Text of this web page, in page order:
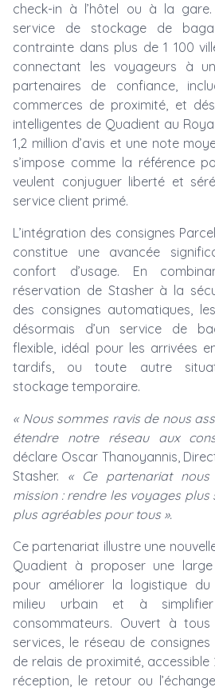
check-in à l’hôtel ou à la
service de stockage de
contrainte dans plus de 1 100
connectant les voyageurs à
partenaires de confiance,
commerces de proximité, et
intelligentes de Quadient au
1,2 million d’avis et une note
s’impose comme la référence
veulent conjuguer liberté et
service client primé.
L’intégration des consignes
constitue une avancée
confort d’usage. En
réservation de Stasher à la
des consignes automatiques,
désormais d’un service de
flexible, idéal pour les arrivées
tardifs, ou toute autre
stockage temporaire.
« Nous sommes ravis de nous
étendre notre réseau aux
déclare Oscar Thanoyannis,
Stasher. « Ce partenariat
mission : rendre les voyages
plus agréables pour tous ».
Ce partenariat illustre une
Quadient à proposer une
pour améliorer la logistique
milieu urbain et à
consommateurs. Ouvert à
services, le réseau de
de relais de proximité,
réception, le retour ou